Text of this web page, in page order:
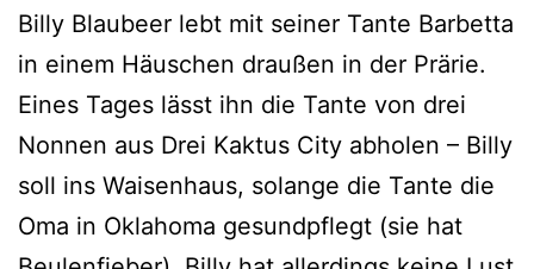
Billy Blaubeer lebt mit sei­ner Tante Barbetta
in einem Häuschen drau­ßen in der Prärie.
Eines Tages lässt ihn die Tante von drei
Nonnen aus Drei Kaktus City abho­len – Billy
soll ins Waisenhaus, solan­ge die Tante die
Oma in Oklahoma gesund­pflegt (sie hat